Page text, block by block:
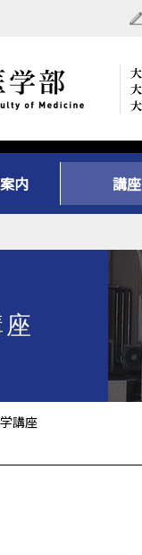
内 講座
講座